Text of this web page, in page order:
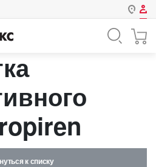
к списку